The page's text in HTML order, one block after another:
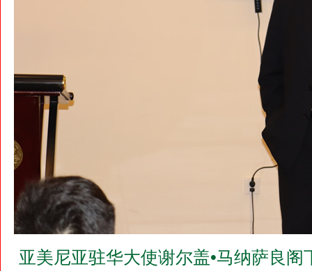
亚美尼亚驻华大使谢尔盖•马纳萨良